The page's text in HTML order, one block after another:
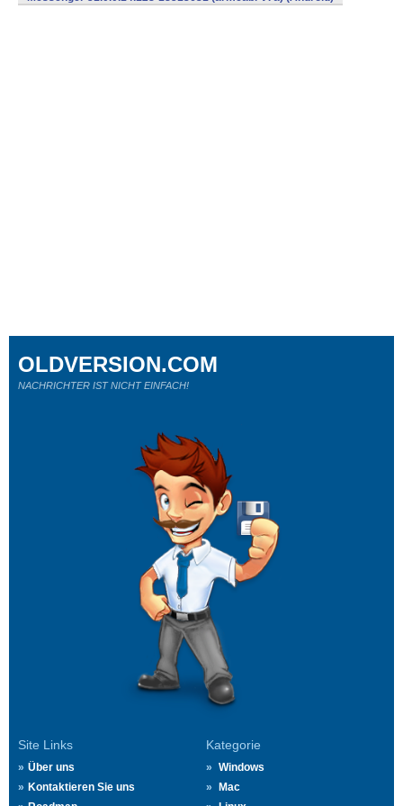
Site Links
Über uns
Kontaktieren Sie uns
Kategorie
Windows
Mac
OLDVERSION.COM
NACHRICHTER IST NICHT EINFACH!